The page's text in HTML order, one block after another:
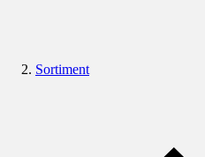
Sortiment